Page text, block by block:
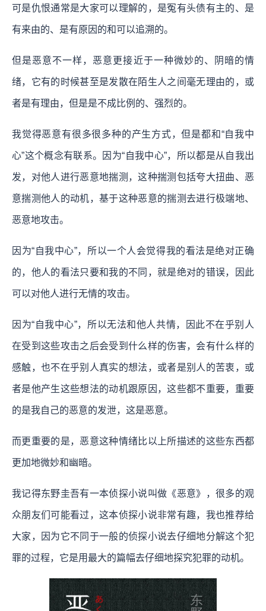
可是仇恨通常是大家可以理解的，是冤有头债有主的、是
有来由的、是有原因的和可以追溯的。
但是恶意不一样，恶意更接近于一种微妙的、阴暗的情
绪，它有的时候甚至是发散在陌生人之间毫无理由的，或
者是有理由，但是是不成比例的、强烈的。
我觉得恶意有很多很多种的产生方式，但是都和“自我中
心”这个概念有联系。因为“自我中心”，所以都是从自我出
发，对他人进行恶意地揣测，这种揣测包括夸大扭曲、恶
意揣测他人的动机，基于这种恶意的揣测去进行极端地、
恶意地攻击。
因为“自我中心”，所以一个人会觉得我的看法是绝对正确
的，他人的看法只要和我的不同，就是绝对的错误，因此
可以对他人进行无情的攻击。
因为“自我中心”，所以无法和他人共情，因此不在乎别人
在受到这些攻击之后会受到什么样的伤害，会有什么样的
感触，也不在乎别人真实的想法，或者是别人的苦衷，或
者是他产生这些想法的动机跟原因，这些都不重要，重要
的是我自己的恶意的发泄，这是恶意。
而更重要的是，恶意这种情绪比以上所描述的这些东西都
更加地微妙和幽暗。
我记得东野圭吾有一本侦探小说叫做《恶意》，很多的观
众朋友们可能看过，这本侦探小说非常有趣，我也推荐给
大家，因为它不同于一般的侦探小说去仔细地分解这个犯
罪的过程，它是用最大的篇幅去仔细地探究犯罪的动机。